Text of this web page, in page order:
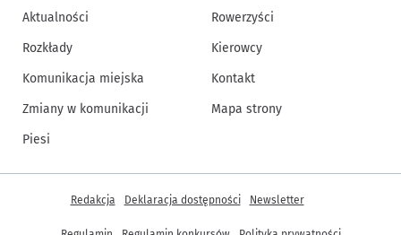
Aktualności
Rozkłady
Komunikacja miejska
Zmiany w komunikacji
Piesi
Rowerzyści
Kierowcy
Kontakt
Mapa strony
Inne informacje
Redakcja Deklaracja dostępności Newsletter